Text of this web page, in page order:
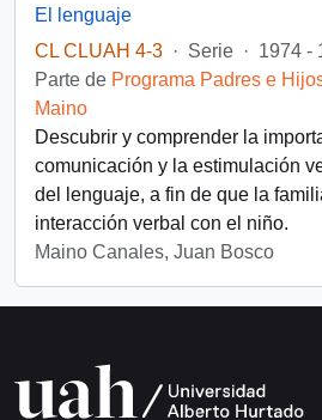
El lenguaje
CL CLUAH 4-3 · Serie · 1974 -
Parte de Programa Padres e
Maino
Descubrir y comprender la
comunicación y la estimulación
del lenguaje, a fin de que la
interacción verbal con el niño.
Maino Canales, Juan Bosco